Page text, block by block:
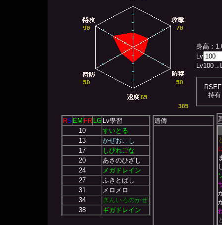
身高：
Lv
Lv100
持有
RS EM FR LG Lv學習
10
すいとる
13
かぜおこし
17
しびれごな
20
あさのひざし
24
メガドレイン
27
ふきとばし
31
メロメロ
34
ぎんいろのかぜ
38
ギガドレイン
遺傳